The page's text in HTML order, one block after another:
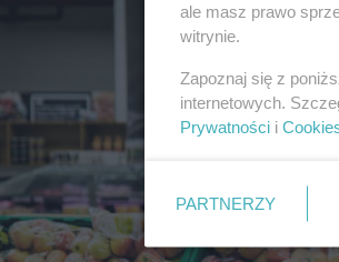
ale masz prawo
witrynie.
Zapoznaj się z
internetowych.
Prywatności i
PARTNERZY